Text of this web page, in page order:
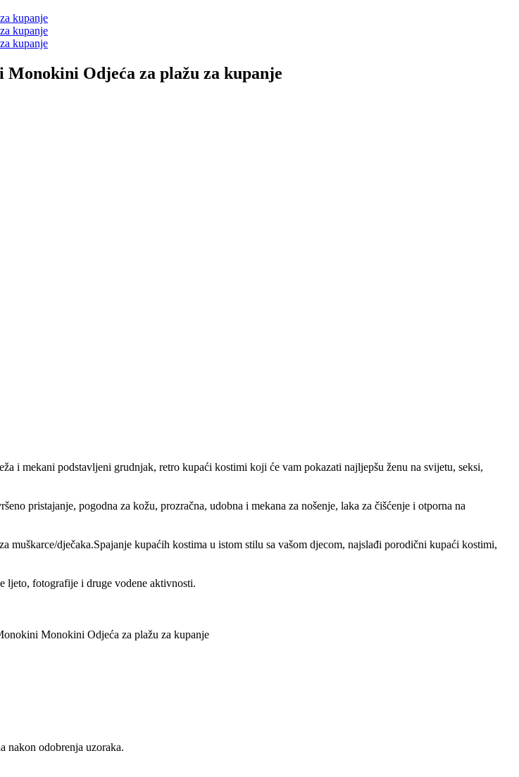
Odjeća za plažu za kupanje
i mekani podstavljeni grudnjak, retro kupaći kostimi koji će vam pokazati najljepšu ženu na svijetu, seksi,
pristajanje, pogodna za kožu, prozračna, udobna i mekana za nošenje, laka za čišćenje i otporna na
dječaka.Spajanje kupaćih kostima u istom stilu sa vašom djecom, najslađi porodični kupaći kostimi,
ljeto, fotografije i druge vodene aktivnosti.
Monokini Odjeća za plažu za kupanje
nakon odobrenja uzoraka.